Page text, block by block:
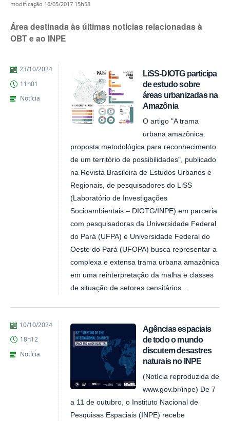
modificação 16/05/2017 15h58
Área destinada às últimas notícias relacionadas à
OBT e ao INPE
LiSS-DIOTG participa
de estudo sobre
áreas urbanizadas na
Amazônia
O artigo "A trama
urbana amazônica:
proposta metodológica para reconhecimento
de um território de possibilidades", publicado
na Revista Brasileira de Estudos Urbanos e
Regionais, de pesquisadores do LiSS
(Laboratório de Investigações
Socioambientais – DIOTG/INPE) em parceria
com pesquisadoras da Universidade Federal
do Pará (UFPA) e Universidade Federal do
Oeste do Pará (UFOPA) busca representar a
complexa e extensa trama urbana amazônica
em uma reinterpretação da malha e classes
de situação de setores censitários...
publicado
23/10/2024
11h01
Notícia
Agências espaciais
de todo o mundo
discutem desastres
naturais no INPE
(Notícia reproduzida de
www.gov.br/inpe) De 7
a 11 de outubro, o Instituto Nacional de
Pesquisas Espaciais (INPE) recebe
publicado
10/10/2024
18h12
Notícia